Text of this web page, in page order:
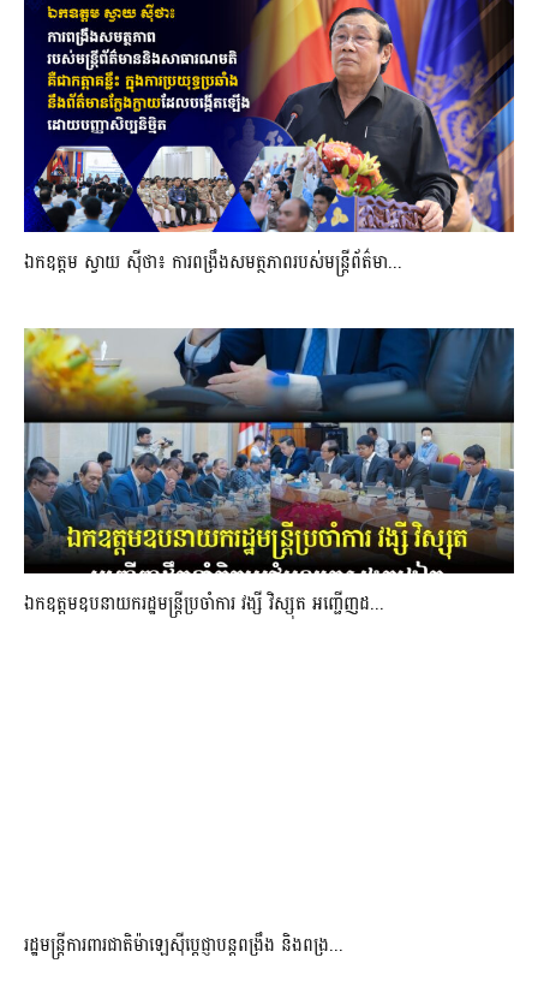
ឯកឧត្តម ស្វាយ ស៊ីថា៖ ការពង្រឹងសមត្ថភាពរបស់មន្ត្រីព័ត៌មា...
ឯកឧត្តមឧបនាយករដ្ឋមន្រ្តីប្រចាំការ វង្សី វិស្សុត អញ្ជើញដ...
រដ្ឋមន្ត្រីការពារជាតិម៉ាឡេស៊ីប្ដេជ្ញាបន្តពង្រឹង និងពង្រ...